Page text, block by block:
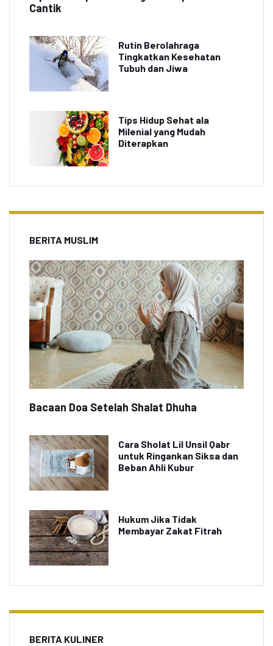
Cantik
Rutin Berolahraga
Tingkatkan Kesehatan
Tubuh dan Jiwa
Tips Hidup Sehat ala
Milenial yang Mudah
Diterapkan
BERITA MUSLIM
Bacaan Doa Setelah Shalat Dhuha
Cara Sholat Lil Unsil Qabr
untuk Ringankan Siksa dan
Beban Ahli Kubur
Hukum Jika Tidak
Membayar Zakat Fitrah
BERITA KULINER